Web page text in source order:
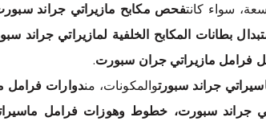
سواء كانتفحص مكابح مازيراتي جراند
بطانات المكابح الخلفية لمازيراتي جراند
فرامل مازيراتي جران سبورت.
جراند سبورتوالمكونات، مندوارات فرامل
جراند سبورت، خطوط وهوزات فرامل